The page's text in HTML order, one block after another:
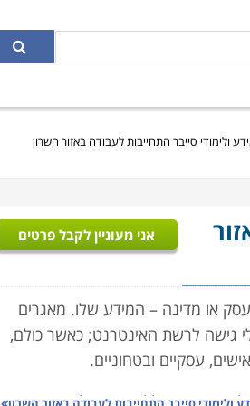
ולימודי סייבר התחייבות לעבודה באזור השרון
אני מעוניין לקבל פרטים
עסק או מדינה – המידע שלו. מאגרים
גישה לרשת האינטרנט; כאשר כולם,
עסקיים ובטחוניים.
משכללים את יכולותיהם ומנסים